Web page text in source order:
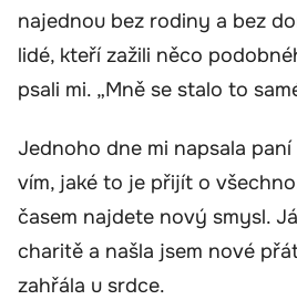
najednou bez rodiny a bez
lidé, kteří zažili něco
psali mi. „Mně se stalo to
Jednoho dne mi napsala paní
vím, jaké to je přijít o
časem najdete nový smysl.
charitě a našla jsem nové
zahřála u srdce.